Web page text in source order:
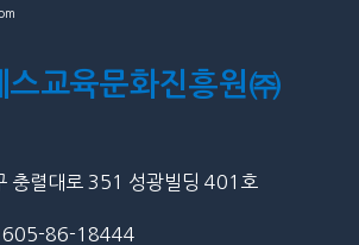
스교육문화진흥원㈜
충렬대로 351 성광빌딩 401호
605-86-18444